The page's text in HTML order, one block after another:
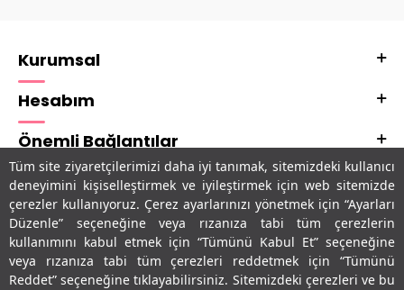
Tüm site ziyaretçilerimizi daha iyi tanımak, sitemizdeki kullanıcı
deneyimini kişiselleştirmek ve iyileştirmek için web sitemizde
çerezler kullanıyoruz. Çerez ayarlarınızı yönetmek için “Ayarları
Düzenle” seçeneğine veya rızanıza tabi tüm çerezlerin
kullanımını kabul etmek için “Tümünü Kabul Et” seçeneğine
veya rızanıza tabi tüm çerezleri reddetmek için “Tümünü
Reddet” seçeneğine tıklayabilirsiniz. Sitemizdeki çerezleri ve bu
Kurumsal
Hesabım
Önemli Bağlantılar
Adres & İletişim
Uygulamalarımız